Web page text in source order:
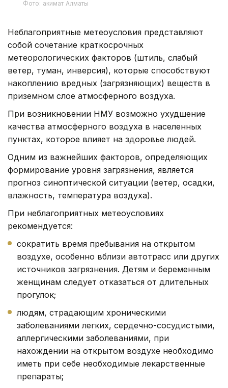
Фото: акимат Алматы
Неблагоприятные метеоусловия представляют
собой сочетание краткосрочных
метеорологических факторов (штиль, слабый
ветер, туман, инверсия), которые способствуют
накоплению вредных (загрязняющих) веществ в
приземном слое атмосферного воздуха.
При возникновении НМУ возможно ухудшение
качества атмосферного воздуха в населенных
пунктах, которое влияет на здоровье людей.
Одним из важнейших факторов, определяющих
формирование уровня загрязнения, является
прогноз синоптической ситуации (ветер, осадки,
влажность, температура воздуха).
При неблагоприятных метеоусловиях
рекомендуется:
сократить время пребывания на открытом
воздухе, особенно вблизи автотрасс или других
источников загрязнения. Детям и беременным
женщинам следует отказаться от длительных
прогулок;
людям, страдающим хроническими
заболеваниями легких, сердечно-сосудистыми,
аллергическими заболеваниями, при
нахождении на открытом воздухе необходимо
иметь при себе необходимые лекарственные
препараты;